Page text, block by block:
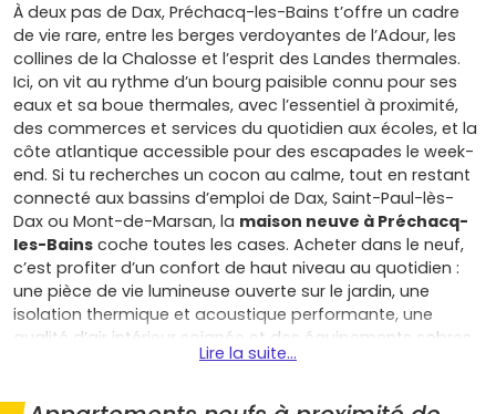
À deux pas de Dax, Préchacq-les-Bains t’offre un cadre
de vie rare, entre les berges verdoyantes de l’Adour, les
collines de la Chalosse et l’esprit des Landes thermales.
Ici, on vit au rythme d’un bourg paisible connu pour ses
eaux et sa boue thermales, avec l’essentiel à proximité,
des commerces et services du quotidien aux écoles, et la
côte atlantique accessible pour des escapades le week-
end. Si tu recherches un cocon au calme, tout en restant
connecté aux bassins d’emploi de Dax, Saint-Paul-lès-
Dax ou Mont-de-Marsan, la maison neuve à Préchacq-
les-Bains coche toutes les cases. Acheter dans le neuf,
c’est profiter d’un confort de haut niveau au quotidien :
une pièce de vie lumineuse ouverte sur le jardin, une
isolation thermique et acoustique performante, une
qualité d’air intérieur soignée et des équipements sobres
en énergie conformes à laRE 2020(orientation
optimisés), de quoi réduire tes factures et vivre
Lire la suite...